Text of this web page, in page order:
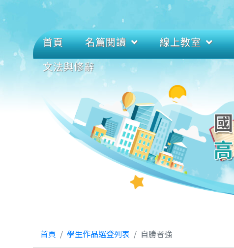
首頁 名篇閱讀 線上教室
文法與修辭
首頁 學生作品選登列表 自勝者強